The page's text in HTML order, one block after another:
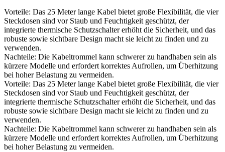
Vorteile: Das 25 Meter lange Kabel bietet große Flexibilität, die vier
Steckdosen sind vor Staub und Feuchtigkeit geschützt, der
integrierte thermische Schutzschalter erhöht die Sicherheit, und das
robuste sowie sichtbare Design macht sie leicht zu finden und zu
verwenden.
Nachteile: Die Kabeltrommel kann schwerer zu handhaben sein als
kürzere Modelle und erfordert korrektes Aufrollen, um Überhitzung
bei hoher Belastung zu vermeiden.
Vorteile: Das 25 Meter lange Kabel bietet große Flexibilität, die vier
Steckdosen sind vor Staub und Feuchtigkeit geschützt, der
integrierte thermische Schutzschalter erhöht die Sicherheit, und das
robuste sowie sichtbare Design macht sie leicht zu finden und zu
verwenden.
Nachteile: Die Kabeltrommel kann schwerer zu handhaben sein als
kürzere Modelle und erfordert korrektes Aufrollen, um Überhitzung
bei hoher Belastung zu vermeiden.